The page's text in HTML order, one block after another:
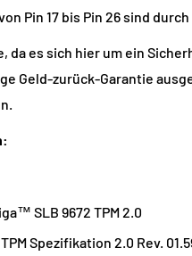
Pin 17 bis Pin 26 sind
da es sich hier um ein
Geld-zurück-Garantie
SLB 9672 TPM 2.0
Spezifikation 2.0 Rev.